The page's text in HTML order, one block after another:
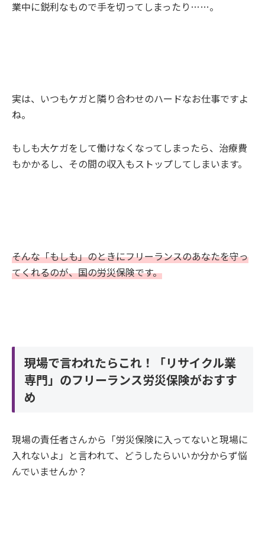
業中に鋭利なもので手を切ってしまったり……。
実は、いつもケガと隣り合わせのハードなお仕事ですよ
ね。
もしも大ケガをして働けなくなってしまったら、治療費
もかかるし、その間の収入もストップしてしまいます。
そんな「もしも」のときにフリーランスのあなたを守っ
てくれるのが、国の労災保険です。
現場で言われたらこれ！「リサイクル業
専門」のフリーランス労災保険がおすす
め
現場の責任者さんから「労災保険に入ってないと現場に
入れないよ」と言われて、どうしたらいいか分からず悩
んでいませんか？